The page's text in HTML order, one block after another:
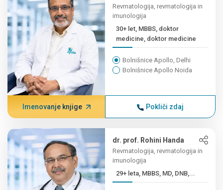
Revmatologija, revmatologija in
imunologija
30+ let, MBBS, doktor
medicine, doktor medicine
Bolnišnice Apollo, Delhi
Bolnišnice Apollo Noida
Imenovanje knjige Pokliči zdaj
dr. prof. Rohini Handa
Revmatologija, revmatologija in
imunologija
29+ leta, MBBS, MD, DNB,...